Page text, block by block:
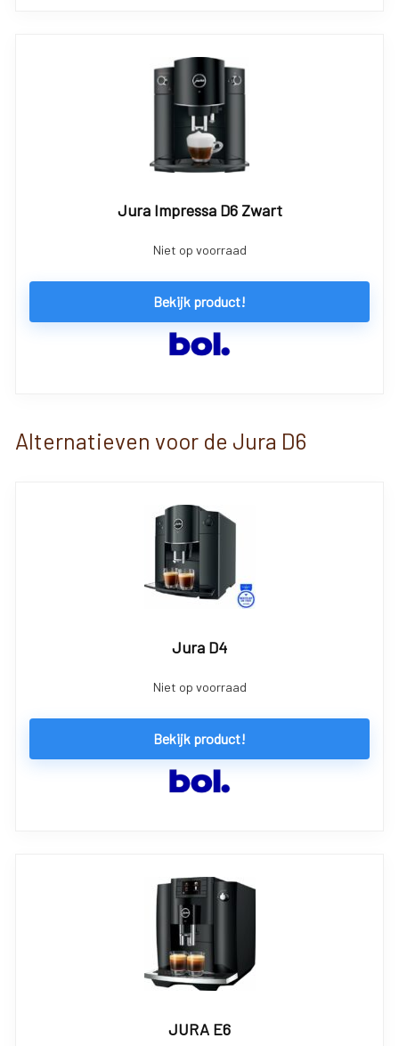
Jura Impressa D6 Zwart
Niet op voorraad
Bekijk product!
Alternatieven voor de Jura D6
Jura D4
Niet op voorraad
Bekijk product!
JURA E6